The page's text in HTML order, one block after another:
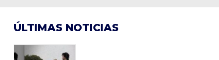
ÚLTIMAS NOTICIAS